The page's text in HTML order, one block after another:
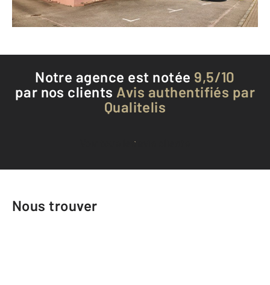
Téléphoner à l'agence
Notre agence est notée 9,5/10
par nos clients Avis authentifiés par
Qualitelis
Voir tous les avis clients
Nous trouver